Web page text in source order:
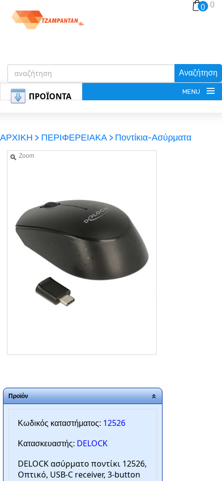
Αναζήτηση
0 0
ΠΡΟΪΟΝΤΑ MENU
ΚΑΛΑΘΙ-ΑΓΟΡΩΝ
ΑΡΧΙΚΗ
ΠΟΙΟΙ ΕΙΜΑΣΤΕ
SERVICE
ΑΡΧΙΚΗ > ΠΕΡΙΦΕΡΕΙΑΚΑ > Ποντίκια-Ασύρματα
Zoom
Προϊόν
Κωδικός καταστήματος: 12526
Κατασκευαστής: DELOCK
DELOCK ασύρματο ποντίκι 12526,
Οπτικό, USB-C receiver, 3-button